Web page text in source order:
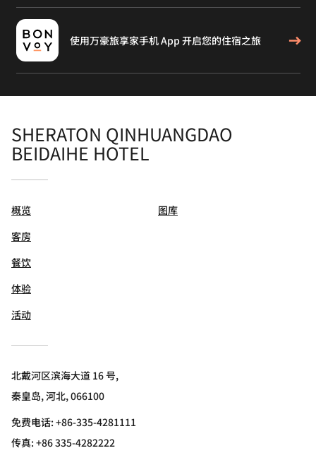
使用万豪旅享家手机 App 开启您的住宿之旅
SHERATON QINHUANGDAO
BEIDAIHE HOTEL
概览
客房
餐饮
体验
活动
图库
北戴河区滨海大道 16 号,
秦皇岛, 河北, 066100
免费电话:+86-335-4281111
传真:+86 335-4282222